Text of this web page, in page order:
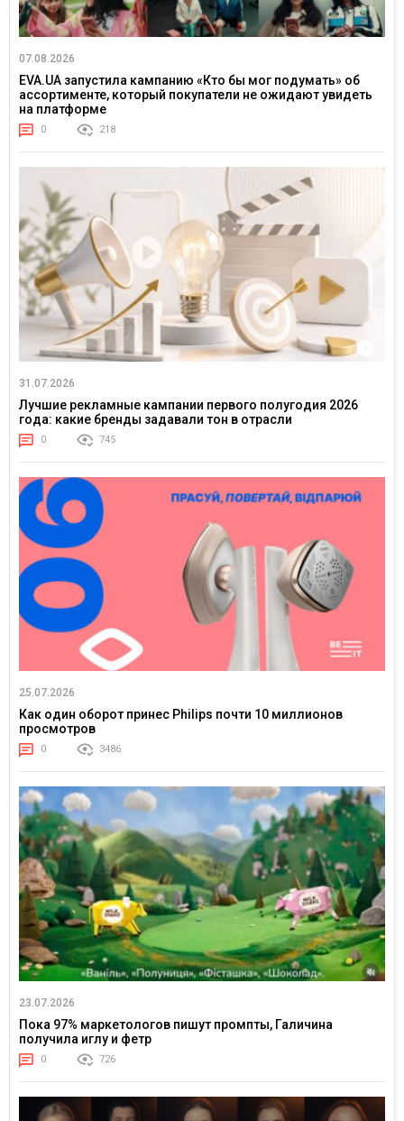
07.08.2026
EVA.UA запустила кампанию «Кто бы мог подумать» об
ассортименте, который покупатели не ожидают увидеть
на платформе
0 218
31.07.2026
Лучшие рекламные кампании первого полугодия 2026
года: какие бренды задавали тон в отрасли
0 745
25.07.2026
Как один оборот принес Philips почти 10 миллионов
просмотров
0 3486
23.07.2026
Пока 97% маркетологов пишут промпты, Галичина
получила иглу и фетр
0 726